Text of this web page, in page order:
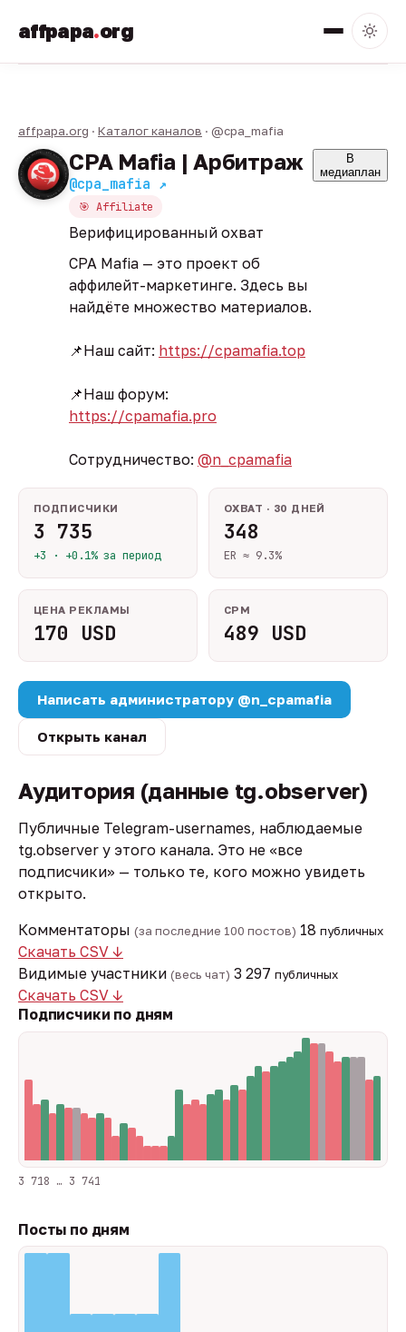
affpapa.org
affpapa.org · Каталог каналов · @cpa_mafia
CPA Mafia | Арбитраж
@cpa_mafia ↗
🎯 Affiliate
Верифицированный охват
CPA Mafia — это проект об
аффилейт-маркетинге. Здесь вы
найдёте множество материалов.
📌Наш сайт: https://cpamafia.top
📌Наш форум:
https://cpamafia.pro
Сотрудничество: @n_cpamafia
В
медиаплан
ПОДПИСЧИКИ
3 735
+3 · +0.1% за период
ОХВАТ · 30 ДНЕЙ
348
ER ≈ 9.3%
ЦЕНА РЕКЛАМЫ
170 USD
CPM
489 USD
Написать администратору @n_cpamafia
Открыть канал
Аудитория (данные tg.observer)
Публичные Telegram-usernames, наблюдаемые
tg.observer у этого канала. Это не «все
подписчики» — только те, кого можно увидеть
открыто.
Комментаторы (за последние 100 постов) 18 публичных
Скачать CSV ↓
Видимые участники (весь чат) 3 297 публичных
Скачать CSV ↓
Подписчики по дням
3 718 … 3 741
Посты по дням